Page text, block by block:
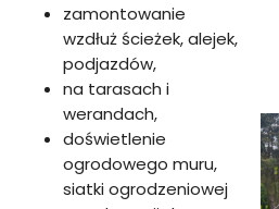
zamontowanie
wzdłuż ścieżek, alejek,
podjazdów,
na tarasach i
werandach,
doświetlenie
ogrodowego muru,
siatki ogrodzeniowej